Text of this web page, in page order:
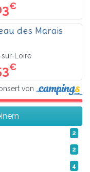
€
des Marais
Loire
€
von
2
2
4